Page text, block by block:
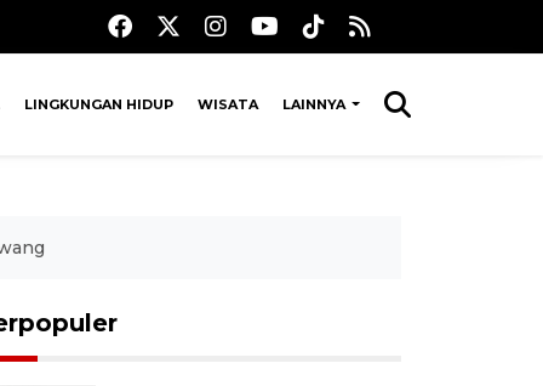
LINGKUNGAN HIDUP WISATA LAINNYA